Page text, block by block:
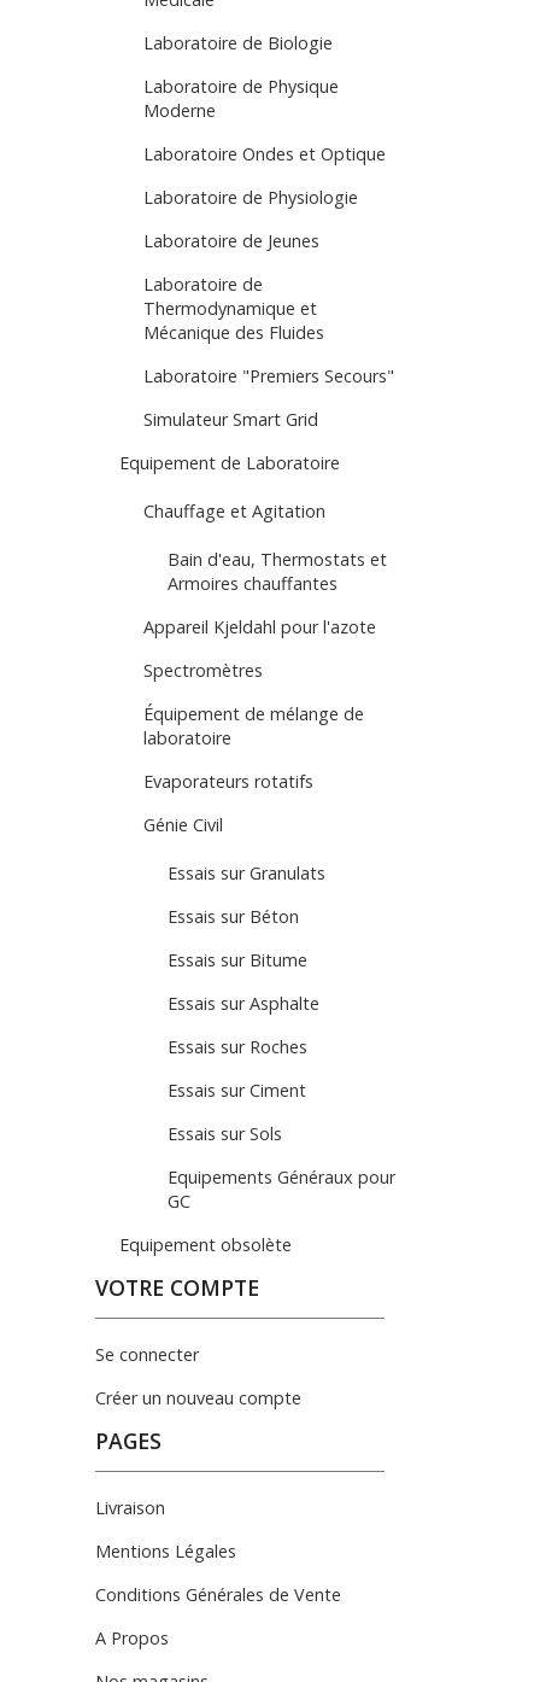
Laboratoire de Biologie
Laboratoire de Physique
Moderne
Laboratoire Ondes et Optique
Laboratoire de Physiologie
Laboratoire de Jeunes
Laboratoire de
Thermodynamique et
Mécanique des Fluides
Laboratoire "Premiers Secours"
Simulateur Smart Grid
Equipement de Laboratoire
Chauffage et Agitation
Bain d'eau, Thermostats et
Armoires chauffantes
Appareil Kjeldahl pour l'azote
Spectromètres
Équipement de mélange de
laboratoire
Evaporateurs rotatifs
Génie Civil
Essais sur Granulats
Essais sur Béton
Essais sur Bitume
Essais sur Asphalte
Essais sur Roches
Essais sur Ciment
Essais sur Sols
Equipements Généraux pour
GC
Equipement obsolète
VOTRE COMPTE
Se connecter
Créer un nouveau compte
PAGES
Livraison
Mentions Légales
Conditions Générales de Vente
A Propos